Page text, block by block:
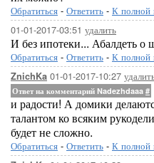
Обратиться - Ответить - К полной
01-01-2017-03:51 удалить
И без ипотеки... Абалдеть о
Обратиться - Ответить - К полной
ZnichKa 01-01-2017-10:27
Ответ на комментарий Nadezhdaaa #
и радости! А домики
талантом ко всяким
будет не сложно.
Обратиться - Ответить - К полной